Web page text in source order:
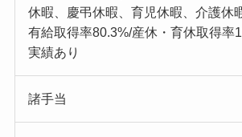
休暇、慶弔休暇、育児休暇、介護
有給取得率80.3%/産休・育休取得
実績あり
諸手当